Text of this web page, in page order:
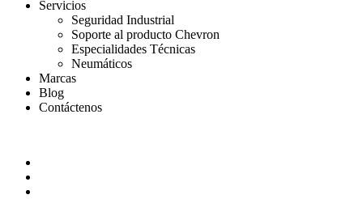
Servicios
Seguridad Industrial
Soporte al producto Chevron
Especialidades Técnicas
Neumáticos
Marcas
Blog
Contáctenos